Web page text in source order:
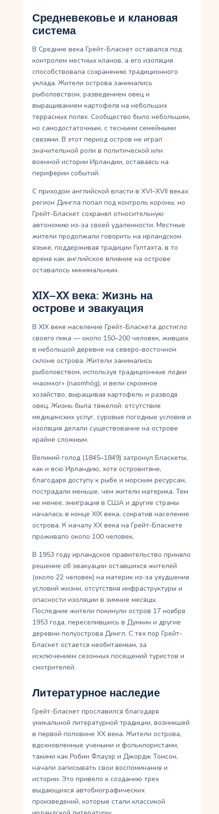
Средневековье и клановая
система
В Средние века Грейт-Бласкет оставался под
контролем местных кланов, а его изоляция
способствовала сохранению традиционного
уклада. Жители острова занимались
рыболовством, разведением овец и
выращиванием картофеля на небольших
террасных полях. Сообщество было небольшим,
но самодостаточным, с тесными семейными
связями. В этот период остров не играл
значительной роли в политической или
военной истории Ирландии, оставаясь на
периферии событий.
С приходом английской власти в XVI–XVII веках
регион Дингла попал под контроль короны, но
Грейт-Бласкет сохранял относительную
автономию из-за своей удаленности. Местные
жители продолжали говорить на ирландском
языке, поддерживая традиции Гэлтахта, в то
время как английское влияние на острове
оставалось минимальным.
XIX–XX века: Жизнь на
острове и эвакуация
В XIX веке население Грейт-Бласкета достигло
своего пика — около 150–200 человек, живших
в небольшой деревне на северо-восточном
склоне острова. Жители занимались
рыболовством, используя традиционные лодки
«наомхог» (naomhóg), и вели скромное
хозяйство, выращивая картофель и разводя
овец. Жизнь была тяжелой: отсутствие
медицинских услуг, суровые погодные условия и
изоляция делали существование на острове
крайне сложным.
Великий голод (1845–1849) затронул Бласкеты,
как и всю Ирландию, хотя островитяне,
благодаря доступу к рыбе и морским ресурсам,
пострадали меньше, чем жители материка. Тем
не менее, эмиграция в США и другие страны
началась в конце XIX века, сократив население
острова. К началу XX века на Грейт-Бласкете
проживало около 100 человек.
В 1953 году ирландское правительство приняло
решение об эвакуации оставшихся жителей
(около 22 человек) на материк из-за ухудшения
условий жизни, отсутствия инфраструктуры и
опасности изоляции в зимние месяцы.
Последние жители покинули остров 17 ноября
1953 года, переселившись в Дункин и другие
деревни полуострова Дингл. С тех пор Грейт-
Бласкет остается необитаемым, за
исключением сезонных посещений туристов и
смотрителей.
Литературное наследие
Грейт-Бласкет прославился благодаря
уникальной литературной традиции, возникшей
в первой половине XX века. Жители острова,
вдохновленные учеными и фольклористами,
такими как Робин Флауэр и Джордж Томсон,
начали записывать свои воспоминания и
истории. Это привело к созданию трех
выдающихся автобиографических
произведений, которые стали классикой